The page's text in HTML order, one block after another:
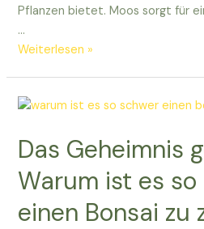
Pflanzen bietet. Moos sorgt für
…
Warum
Bonsai
Entdeckt
hier!
Weiterlesen »
Das Geheimnis
Warum ist es
einen Bonsai zu